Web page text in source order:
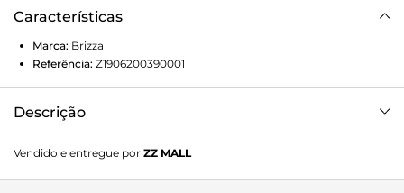
Características
Marca: Brizza
Referência: Z1906200390001
Descrição
Vendido e entregue por ZZ MALL